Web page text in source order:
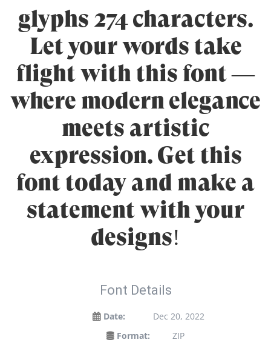
glyphs 274 characters.
Let your words take
flight with this font —
where modern elegance
meets artistic
expression. Get this
font today and make a
statement with your
designs!
Font Details
Date:
Dec 20, 2022
Format:
ZIP